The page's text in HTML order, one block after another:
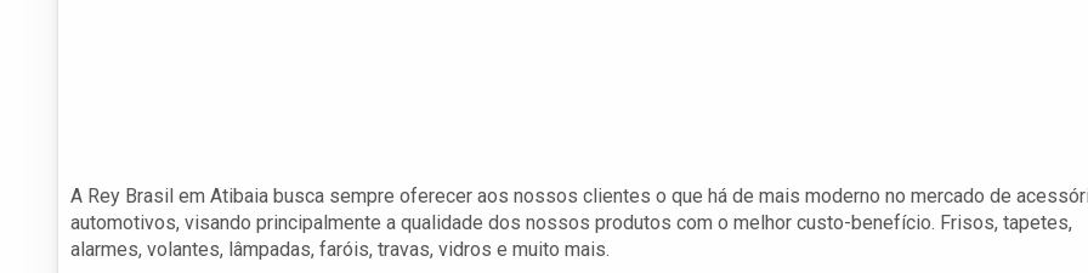
A Rey Brasil em Atibaia busca sempre oferecer aos nossos clientes o que há de mais moderno no mercado de
automotivos, visando principalmente a qualidade dos nossos produtos com o melhor custo-benefício. Frisos, tapetes,
alarmes, volantes, lâmpadas, faróis, travas, vidros e muito mais.